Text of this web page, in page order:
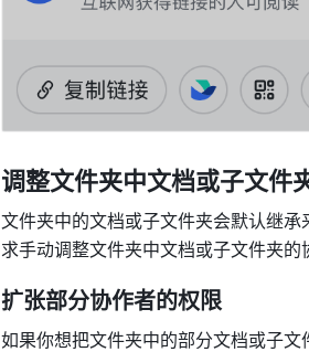
调整文件夹中文档或子文件
文件夹中的文档或子文件夹会默认继
求手动调整文件夹中文档或子文件夹的
扩张部分协作者的权限
如果你想把文件夹中的部分文档或子